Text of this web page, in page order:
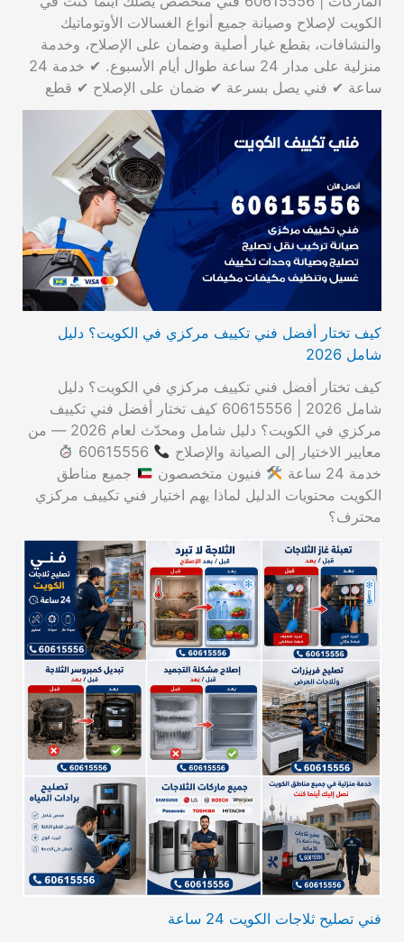
الكويت لإصلاح وصيانة جميع أنواع الغسالات الأوتوماتيك
والنشافات، بقطع غيار أصلية وضمان على الإصلاح، وخدمة
منزلية على مدار 24 ساعة طوال أيام الأسبوع. ✔ خدمة 24
ساعة ✔ فني يصل بسرعة ✔ ضمان على الإصلاح ✔ قطع
كيف تختار أفضل فني تكييف مركزي في الكويت؟ دليل
شامل 2026
كيف تختار أفضل فني تكييف مركزي في الكويت؟ دليل
شامل 2026 | 60615556 كيف تختار أفضل فني تكييف
مركزي في الكويت؟ دليل شامل ومحدّث لعام 2026 — من
معايير الاختيار إلى الصيانة والإصلاح
خدمة 24 ساعة
فنيون متخصصون
جميع مناطق
الكويت محتويات الدليل لماذا يهم اختيار فني تكييف مركزي
محترف؟
فني تصليح ثلاجات الكويت 24 ساعة